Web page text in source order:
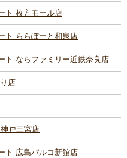
ト 枚方モール店
ト ららぽーと和泉店
ト ならファミリー近鉄奈良店
店
戸三宮店
ト 広島パルコ新館店